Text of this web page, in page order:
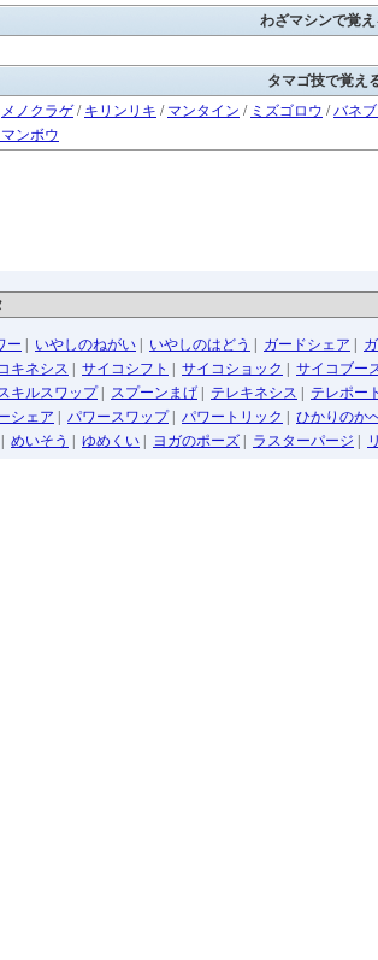
わざマシンで覚
タマゴ技で覚え
メノクラゲ/ キリンリキ / マンタイン / ミズゴロウ /バネ
ンボウ
ー いやしのねがい いやしのはどう ガードシェア
キネシス サイコシフト サイコショック サイコブー
キルスワップ| スプーンまげ テレキネシス テレポート
シェア パワースワップ| パワートリック ひかりのか
めいそう ゆめくい ヨガのポーズ ラスターパージ